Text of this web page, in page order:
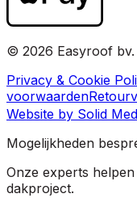
© 2026 Easyroof
Privacy & Cookie
voorwaarden
Website by Solid
Mogelijkheden
Onze experts
dakproject.